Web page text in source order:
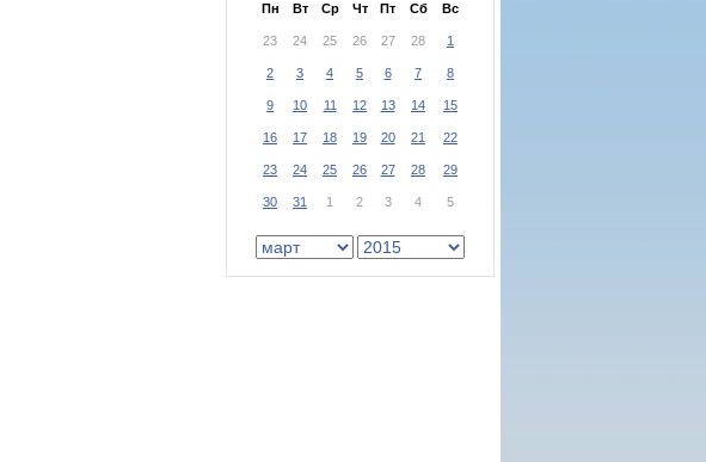
Пн Вт Ср Чт Пт Сб Вс
23 24 25 26 27 28 1
2 3 4 5 6 7 8
9 10 11 12 13 14 15
16 17 18 19 20 21 22
23 24 25 26 27 28 29
30 31 1 2 3 4 5